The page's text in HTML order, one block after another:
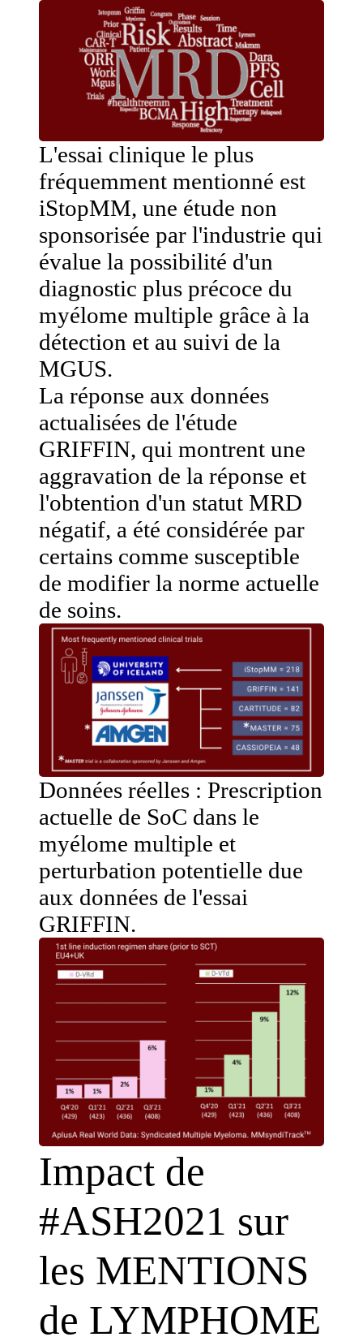
L'essai clinique le plus
fréquemment mentionné est
iStopMM, une étude non
sponsorisée par l'industrie qui
évalue la possibilité d'un
diagnostic plus précoce du
myélome multiple grâce à la
détection et au suivi de la
MGUS.
La réponse aux données
actualisées de l'étude
GRIFFIN, qui montrent une
aggravation de la réponse et
l'obtention d'un statut MRD
négatif, a été considérée par
certains comme susceptible
de modifier la norme actuelle
de soins.
Données réelles : Prescription
actuelle de SoC dans le
myélome multiple et
perturbation potentielle due
aux données de l'essai
GRIFFIN.
Impact de
#ASH2021 sur
les MENTIONS
de LYMPHOME